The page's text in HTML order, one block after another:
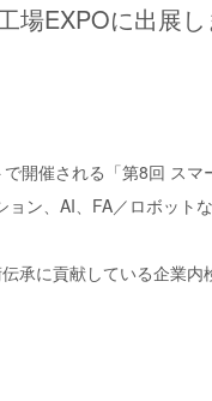
場EXPOに出展し
開催される「第8回 ス
ン、AI、FA／ロボット
承に貢献している企業